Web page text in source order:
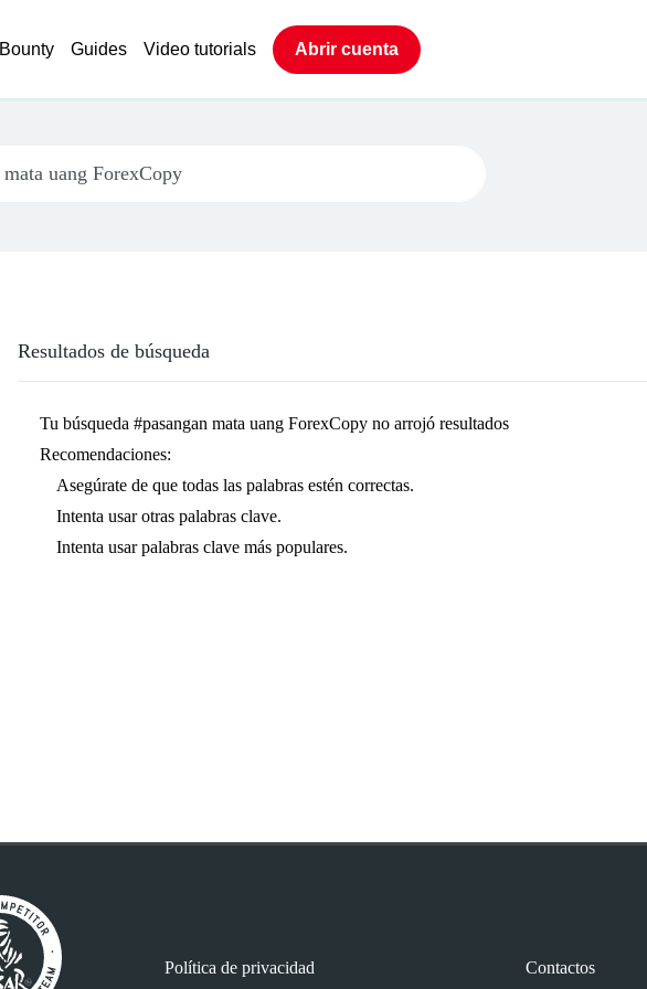
Bounty Guides Video tutorials Abrir cuenta
Resultados de búsqueda
Tu búsqueda #pasangan mata uang ForexCopy no arrojó resultados
Recomendaciones:
Asegúrate de que todas las palabras estén correctas.
Intenta usar otras palabras clave.
Intenta usar palabras clave más populares.
Política de privacidad Contactos